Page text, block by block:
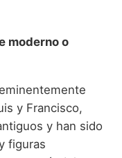
moderno o
y Francisco,
y han sido
figuras